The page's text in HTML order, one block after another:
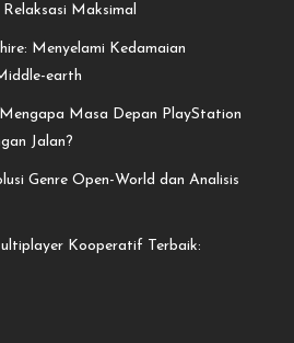
Maksimal
Menyelami Kedamaian
earth
Masa Depan PlayStation
Jalan?
Genre Open-World dan Analisis
Kooperatif Terbaik: